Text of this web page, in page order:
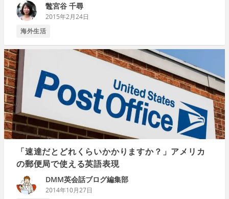
鼈宮谷 千尋
2015年2月24日
海外生活
「速達だとどれくらいかかりますか？」アメリカ
の郵便局で使える英語表現
DMM英会話ブログ編集部
2014年10月27日